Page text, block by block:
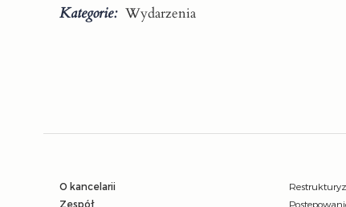
Kategorie: Wydarzenia
O kancelarii
Zespół